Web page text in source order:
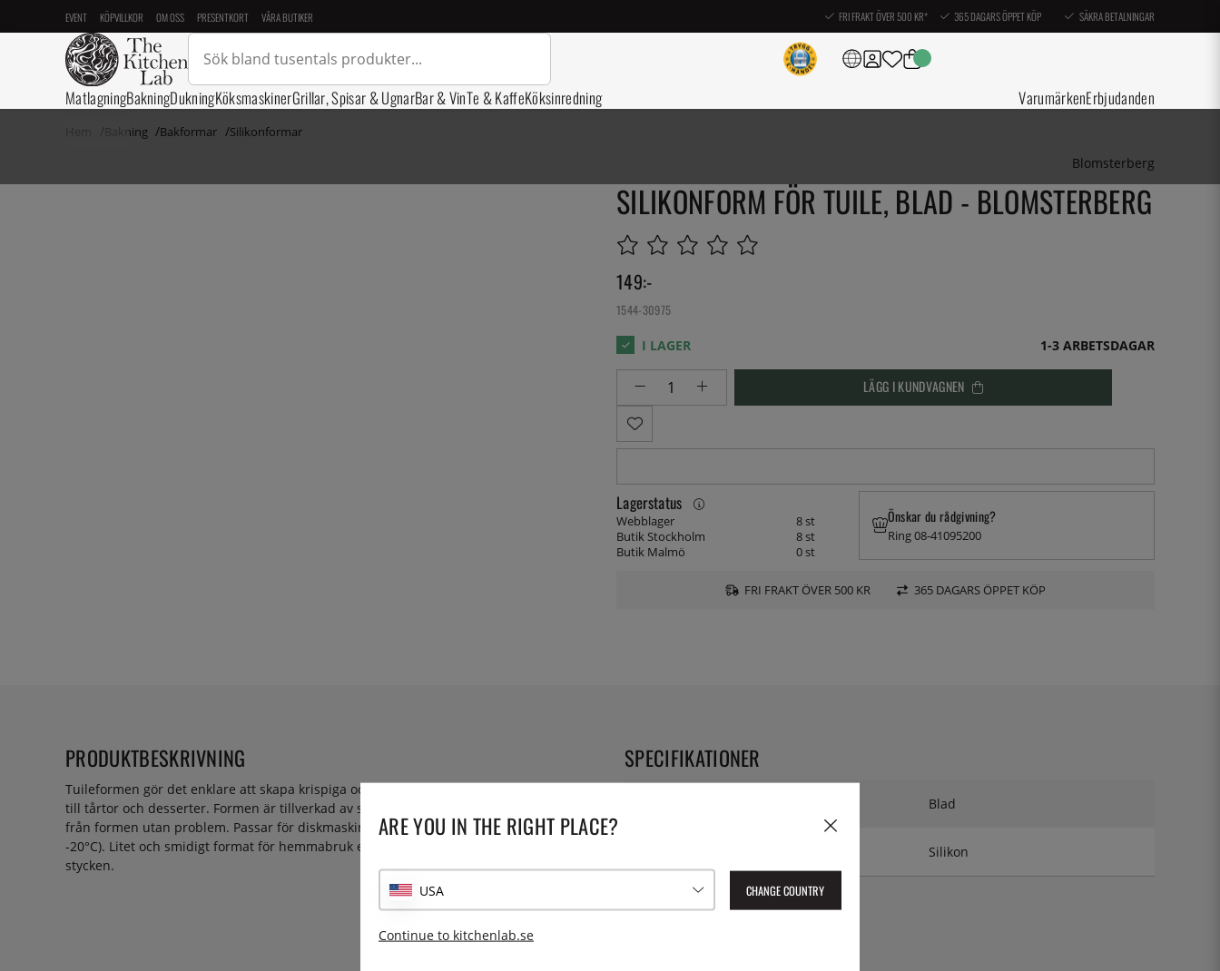
EVENT KÖPVILLKOR OM OSS PRESENTKORT VÅRA BUTIKER FRI FRAKT ÖVER 500 KR* 365 DAGARS ÖPPET KÖP SÄKRA BETALNINGAR
MatlagningBakningDukningKöksmaskinerGrillar, Spisar & UgnarBar & VinTe & KaffeKöksinredning VarumärkenErbjudanden
Bakning Bakformar Silikonformar
Blomsterberg
SILIKONFORM FÖR TUILE, BLAD - BLOMSTERBERG
149:-
1544-30975
1-3 ARBETSDAGAR
LÄGG I KUNDVAGNEN
Lagerstatus
Webblager
8 st
Butik Stockholm
8 st
Butik Malmö
0 st
Önskar du rådgivning?
Ring 08-41095200
FRI FRAKT ÖVER 500 KR 365 DAGARS ÖPPET KÖP
PRODUKTBESKRIVNING
Tuileformen gör det enklare att skapa krispiga och delikata tuiles som ger ett extra lyft
till tårtor och desserter. Formen är tillverkad av silikon, vilket gör att dina tuiles lossnar
från formen utan problem. Passar för diskmaskin. Tål ugn (max 180°C) och frys (max
-20°C). Litet och smidigt format för hemmabruk eller den som bara behöver några
stycken.
SPECIFIKATIONER
Blad
Silikon
Lev. artikelnummer:35082
ARE YOU IN THE RIGHT PLACE?
USA CHANGE COUNTRY
Continue to kitchenlab.se